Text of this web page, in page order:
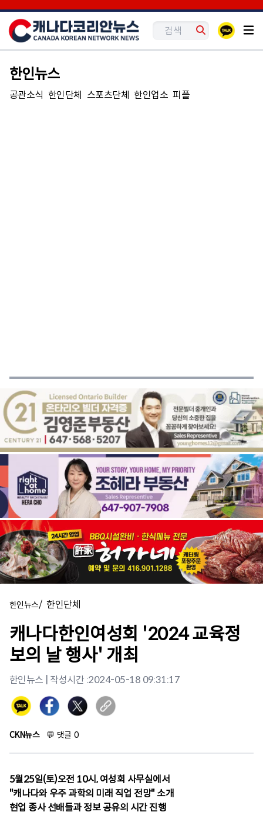
한인뉴스
공관소식 한인단체 스포츠단체 한인업소 피플
한인뉴스/ 한인단체
캐나다한인여성회 '2024 교육정
보의 날 행사' 개최
한인뉴스 | 작성시간 :2024-05-18 09:31:17
CKN뉴스 💬 댓글 0
5월25일(토)오전 10시, 여성회 사무실에서
"캐나다와 우주 과학의 미래 직업 전망" 소개
현업 종사 선배들과 정보 공유의 시간 진행